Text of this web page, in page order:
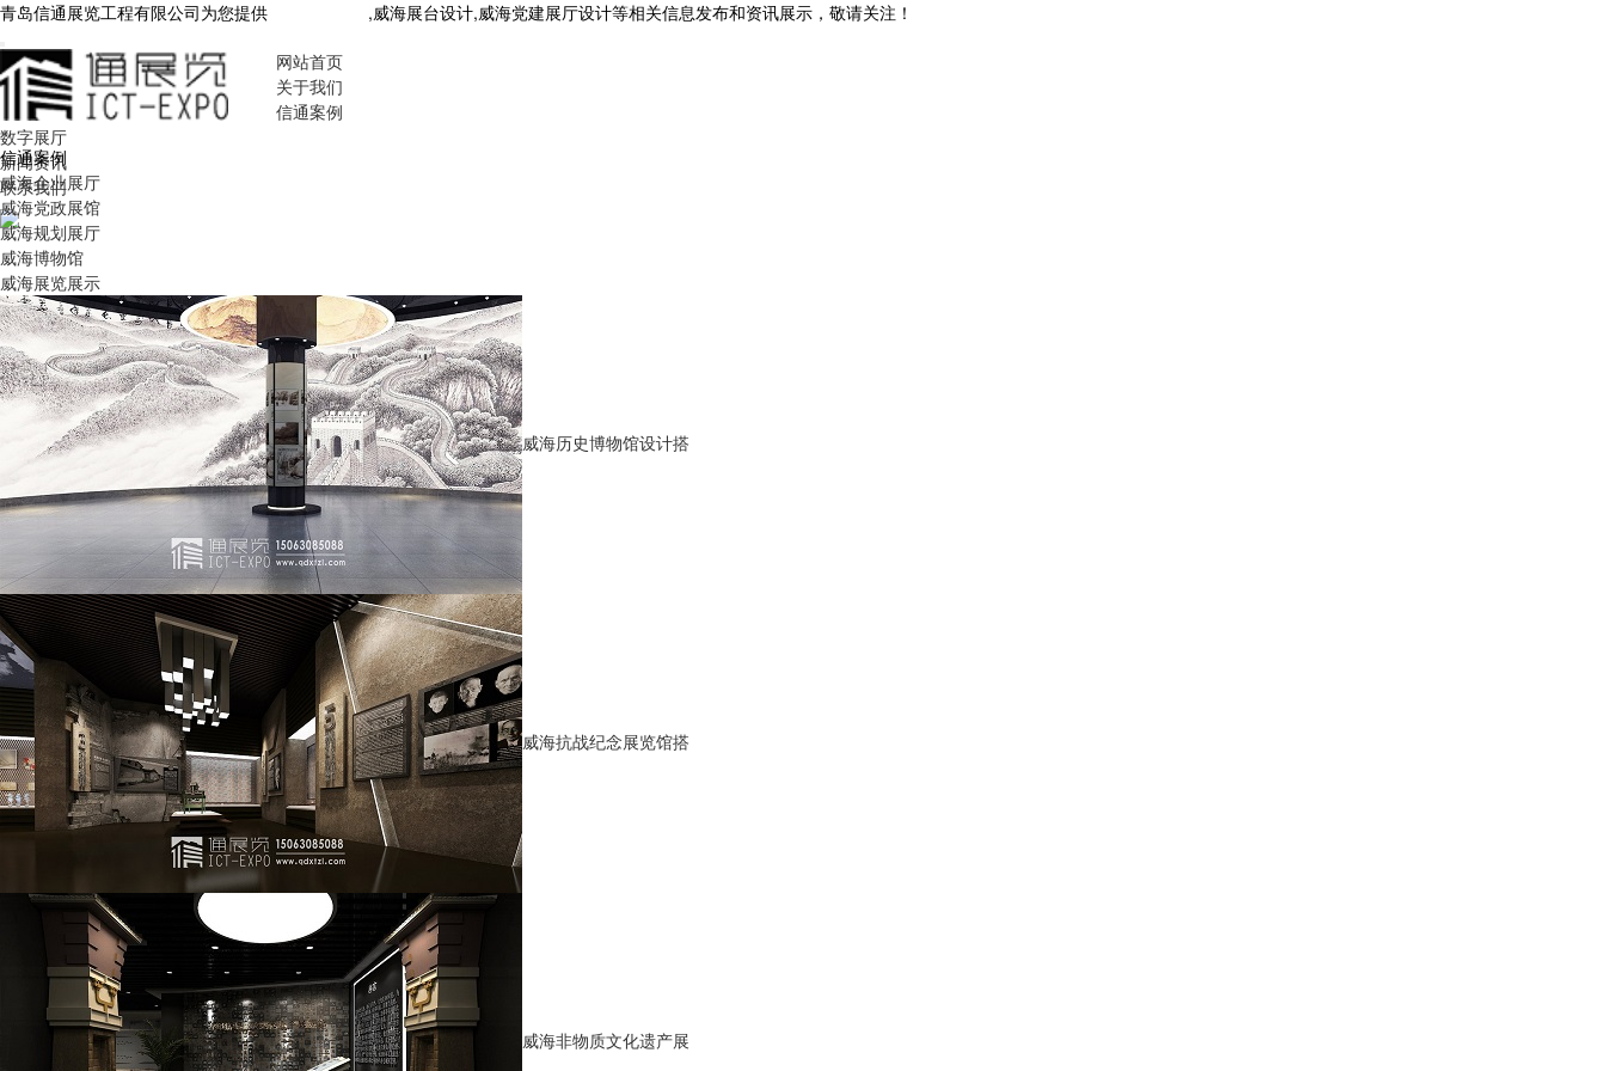
青岛信通展览工程有限公司为您提供 ,威海展台设计,威海党建展厅设计等相关信息发布和资讯展示，敬请关注！
网站首页
关于我们
信通案例
数字展厅
新闻资讯
联系我们
信通案例
威海企业展厅
威海党政展馆
威海规划展厅
威海博物馆
威海展览展示
威海历史博物馆设计搭
威海抗战纪念展览馆搭
威海非物质文化遗产展